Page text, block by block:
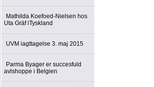
Mathilda Koefoed-Nielsen hos
Uta Gräf iTyskland
UVM iagttagelse 3. maj 2015
Parma Byager er succesfuld
avlshoppe i Belgien